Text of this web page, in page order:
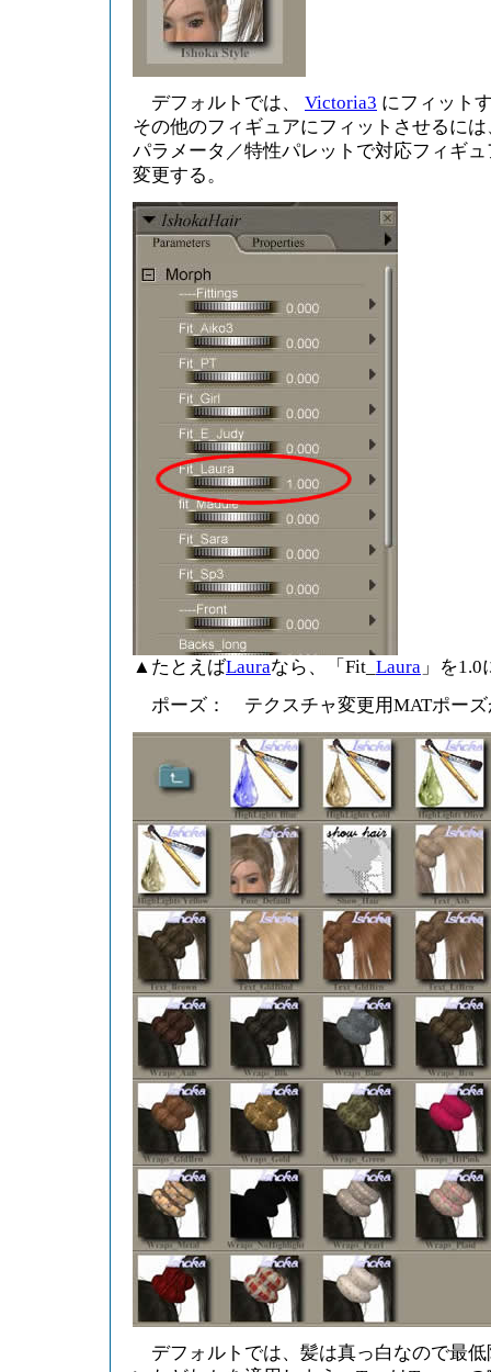
デフォルトでは、 Victoria3 にフィット
その他のフィギュアにフィットさせるに
パラメータ／特性パレットで対応フィギ
変更する。
▲たとえばLauraなら、「Fit_ Laura 」を1.0
ポーズ： テクスチャ変更用MATポーズ
デフォルトでは、髪は真っ白なので最低